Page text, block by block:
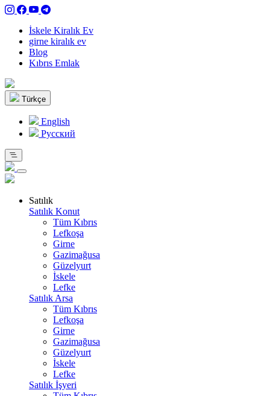
İskele Kiralık Ev
girne kiralık ev
Blog
Kıbrıs Emlak
Türkçe
English
Pусский
Satılık
Satılık Konut
Tüm Kıbrıs
Lefkoşa
Girne
Gazimağusa
Güzelyurt
İskele
Lefke
Satılık Arsa
Tüm Kıbrıs
Lefkoşa
Girne
Gazimağusa
Güzelyurt
İskele
Lefke
Satılık İşyeri